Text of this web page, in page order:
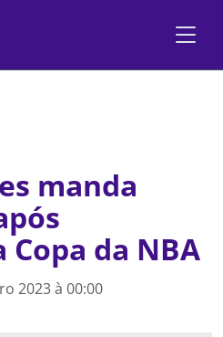
manda
da NBA
2023 à 00:00